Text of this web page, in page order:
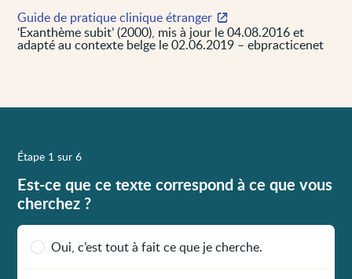
Guide de pratique clinique étranger
‘Exanthème subit’ (2000), mis à jour le 04.08.2016 et
adapté au contexte belge le 02.06.2019 – ebpracticenet
Étape 1 sur 6
Est-ce que ce texte correspond à ce que vous
cherchez ?
Oui, c’est tout à fait ce que je cherche.